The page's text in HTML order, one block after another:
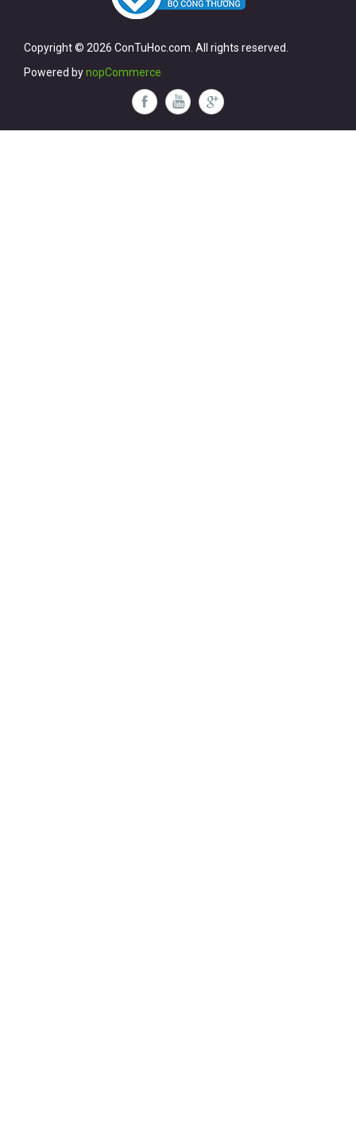
Copyright © 2026 ConTuHoc.com. All rights reserved.
Powered bynopCommerce